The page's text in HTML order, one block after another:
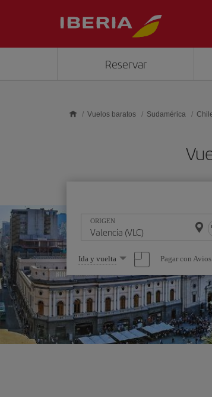
Reservar
Vuelos baratos Sudamérica
ORIGEN
Seleccione
una
opción
Ida y vuelta Pagar con Avios